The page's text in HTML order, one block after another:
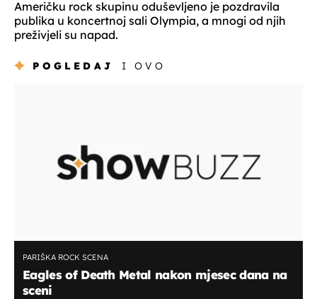
Američku rock skupinu oduševljeno je pozdravila
publika u koncertnoj sali Olympia, a mnogi od njih
preživjeli su napad.
POGLEDAJ I OVO
PARIŠKA ROCK SCENA
Eagles of Death Metal nakon mjesec dana na
sceni